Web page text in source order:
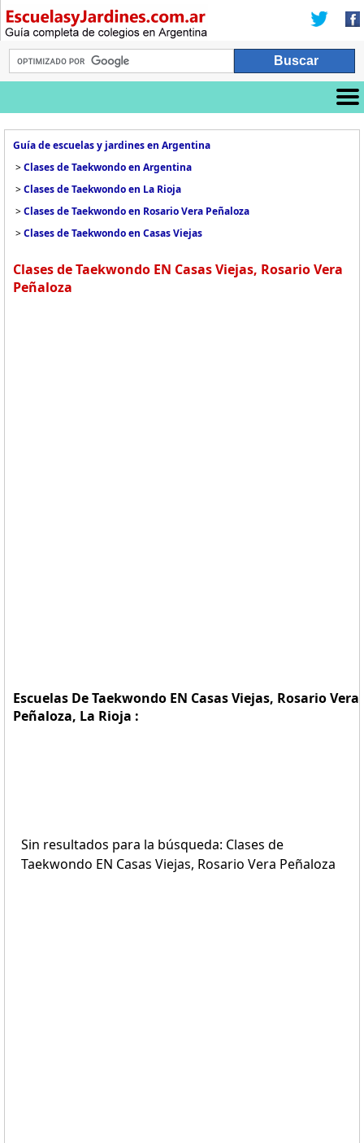
Guía de escuelas y jardines en Argentina
>Clases de Taekwondo en Argentina
>Clases de Taekwondo en La Rioja
>Clases de Taekwondo en Rosario Vera Peñaloza
>Clases de Taekwondo en Casas Viejas
Clases de Taekwondo EN Casas Viejas, Rosario Vera
Peñaloza
Escuelas De Taekwondo EN Casas Viejas, Rosario Vera
Peñaloza, La Rioja :
Sin resultados para la búsqueda: Clases de
Taekwondo EN Casas Viejas, Rosario Vera Peñaloza